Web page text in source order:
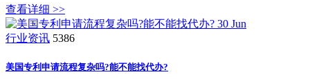
查看详细 >>
30 Jun
行业资讯 5386
美国专利申请流程复杂吗?能不能找代办?